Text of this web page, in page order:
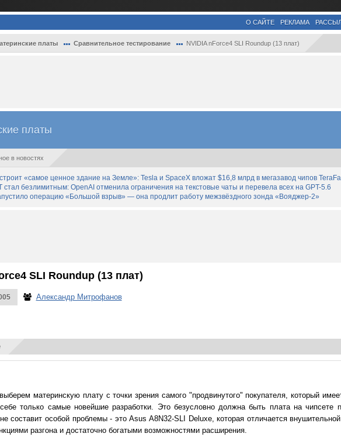
О САЙТЕ РЕКЛАМА
платы Сравнительное тестирование NVIDIA nForce4 SLI Roundup (13 плат)
платы
в новостях
«самое ценное здание на Земле»: Tesla и SpaceX вложат $16,8 млрд в мегазавод чипов
стал безлимитным: OpenAI отменила ограничения на текстовые чаты и перевела всех на GPT-5.6
операцию «Большой взрыв» — она продлит работу межзвёздного зонда «Вояджер-2»
SLI Roundup (13 плат)
Александр Митрофанов
материнскую плату с точки зрения самого "продвинутого" покупателя, который
только самые новейшие разработки. Это безусловно должна быть плата на чипсете
составит особой проблемы - это Asus A8N32-SLI Deluxe, которая отличается
разгона и достаточно богатыми возможностями расширения.